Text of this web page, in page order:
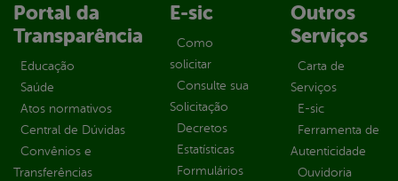
Portal da
Transparência
Educação
Saúde
Atos normativos
Central de Dúvidas
Convênios e
Transferências
E-sic
Como
solicitar
Consulte sua
Solicitação
Decretos
Estatísticas
Formulários
Outros
Serviços
Carta de
Serviços
E-sic
Ferramenta de
Autenticidade
Ouvidoria